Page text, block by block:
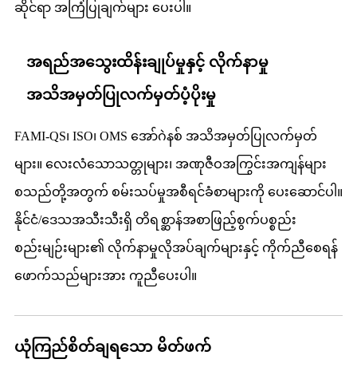
ဆိုင်ရာ အကြံပြုချက်များ ပေးပါ။
အရည်အသွေးထိန်းချုပ်မှုနှင့် လိုက်နာမှု
အသိအမှတ်ပြုလက်မှတ်ပံ့ပိုးမှု
FAMI-QS၊ ISO၊ OMS အော်ဂဲနစ် အသိအမှတ်ပြုလက်မှတ်
များ။ လေးလံသောသတ္တုများ၊ အဏုဇီဝအကြွင်းအကျန်များ
စသည်တို့အတွက် စမ်းသပ်မှုအစီရင်ခံစာများကို ပေးဆောင်ပါ။
နိုင်ငံ/ဒေသအသီးသီးရှိ တိရစ္ဆာန်အစာဖြည့်စွက်ပစ္စည်း
စည်းမျဉ်းများ၏ လိုက်နာမှုလိုအပ်ချက်များနှင့် ကိုက်ညီစေရန်
ဖောက်သည်များအား ကူညီပေးပါ။
ယုံကြည်စိတ်ချရသော မိတ်ဖက်